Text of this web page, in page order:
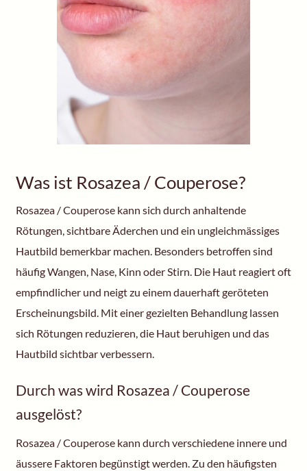
Was ist Rosazea / Couperose?
Rosazea / Couperose kann sich durch anhaltende
Rötungen, sichtbare Äderchen und ein ungleichmässiges
Hautbild bemerkbar machen. Besonders betroffen sind
häufig Wangen, Nase, Kinn oder Stirn. Die Haut reagiert oft
empfindlicher und neigt zu einem dauerhaft geröteten
Erscheinungsbild. Mit einer gezielten Behandlung lassen
sich Rötungen reduzieren, die Haut beruhigen und das
Hautbild sichtbar verbessern.
Durch was wird Rosazea / Couperose
ausgelöst?
Rosazea / Couperose kann durch verschiedene innere und
äussere Faktoren begünstigt werden. Zu den häufigsten